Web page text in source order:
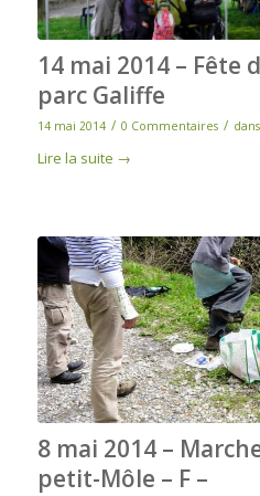
14 mai 2014 –
parc Galiffe
14 mai 2014 / 0 Commentaires / dans
Lire la suite →
8 mai 2014 –
petit-Môle – F –